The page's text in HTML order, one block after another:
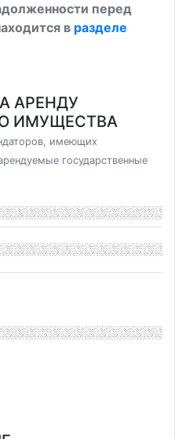
перед
в разделе
АРЕНДУ
ИМУЩЕСТВА
имеющих
государственные